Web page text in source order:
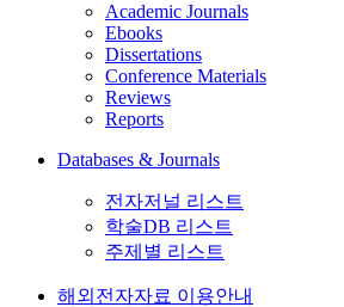
Academic Journals
Ebooks
Dissertations
Conference Materials
Reviews
Reports
Databases & Journals
전자저널 리스트
학술DB 리스트
주제별 리스트
해외전자자료 이용안내